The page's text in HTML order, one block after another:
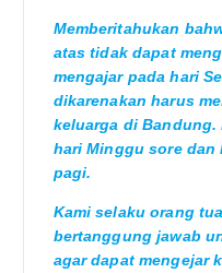
Memberitahukan
atas tidak dapat
mengajar pada hari
dikarenakan harus
keluarga di Bandung.
hari Minggu sore dan
pagi.
Kami selaku orang
bertanggung jawab
agar dapat mengejar